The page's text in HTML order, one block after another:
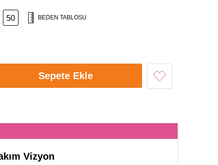
50 BEDEN TABLOSU
Sepete Ekle
Vizyon